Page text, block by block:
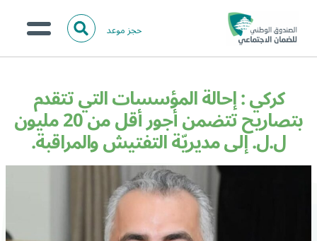
حجز موعد ا
ل
ث
الخدمات الالكترونية
المركز الإعلامي
تواصل معنا
البحث
كركي : إحالة المؤسسات التي تتقدم
بتصاريح تتضمن أجور أقل من 20 مليون
ل.ل. إلى مديريّة التفتيش والمراقبة.